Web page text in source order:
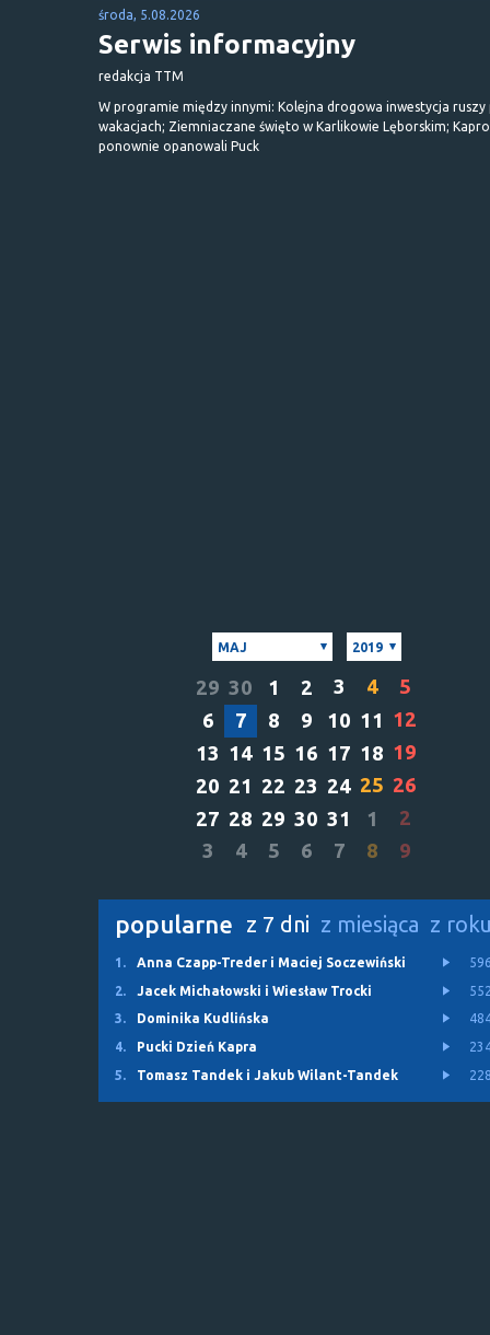
środa, 5.08.2026
Serwis informacyjny
redakcja TTM
W programie między innymi: Kolejna drogowa inwestycja ruszy
wakacjach; Ziemniaczane święto w Karlikowie Lęborskim;
ponownie opanowali Puck
MAJ 2019
29 30 1 2 3 4
5
6
7 8 9 10 11 12
13 14 15 16 17 18 19
20 21 22 23 24 25 26
27 28 29 30 31 1
2
3
4 5 6 7 8 9
popularne z 7 dni z miesiąca z
1. Anna Czapp-Treder i Maciej Soczewiński
2.
Jacek Michałowski i Wiesław Trocki
3.
Dominika Kudlińska
4.
Pucki Dzień Kapra
5.
Tomasz Tandek i Jakub Wilant-Tandek